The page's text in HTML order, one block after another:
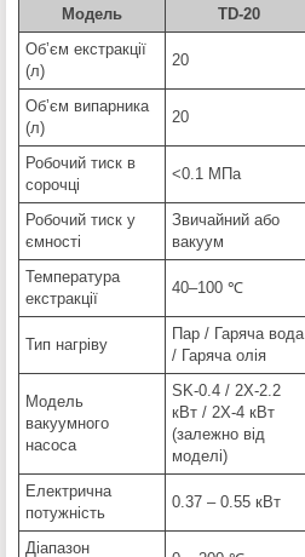
Модель TD-20
Обʼєм екстракції
(л)
20
Обʼєм випарника
(л)
20
Робочий тиск в
сорочці
<0.1 МПа
Робочий тиск у
ємності
Звичайний або
вакуум
Температура
екстракції
40–100 ℃
Тип нагріву
Пар / Гаряча вода
/ Гаряча олія
Модель
вакуумного
насоса
SK-0.4 / 2X-2.2
кВт / 2X-4 кВт
(залежно від
моделі)
Електрична
потужність
0.37 – 0.55 кВт
Діапазон